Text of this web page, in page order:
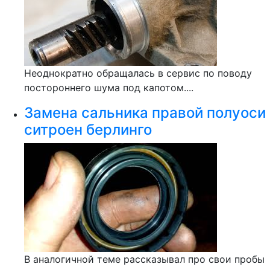
Неоднократно обращалась в сервис по поводу
постороннего шума под капотом....
Замена сальника правой полуоси
ситроен берлинго
В аналогичной теме рассказывал про свои пробы